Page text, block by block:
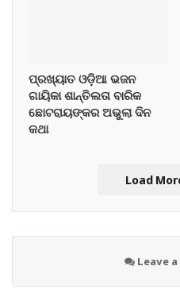
ପ୍ରଖ୍ୟାତ ଓଡ଼ିଆ ଭଜନ
ଗାୟିକା ଶାନ୍ତିଲତା ବାରିକ
ଛୋଟରାୟଙ୍କର ଅଭୁଲା ଦିନ
କଥା
Load
Leave